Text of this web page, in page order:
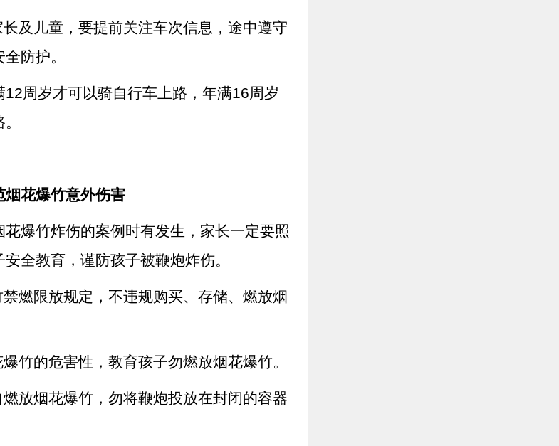
及儿童，要提前关注车次信息，途中遵守
防护。
周岁才可以骑自行车上路，年满16周岁
烟花爆竹意外伤害
爆竹炸伤的案例时有发生，家长一定要照
全教育，谨防孩子被鞭炮炸伤。
燃限放规定，不违规购买、存储、燃放烟
竹的危害性，教育孩子勿燃放烟花爆竹。
放烟花爆竹，勿将鞭炮投放在封闭的容器